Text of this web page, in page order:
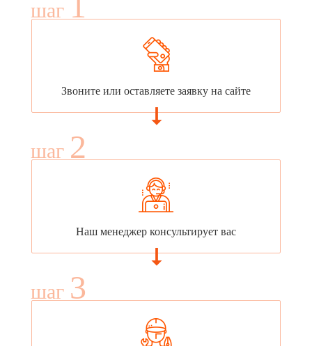
шаг
Звоните или оставляете заявку на сайте
шаг 2
Наш менеджер консультирует вас
шаг 3